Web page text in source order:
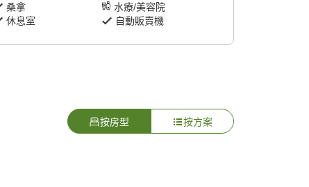
桑拿
水療/美容院
休息室
自動販賣機
按房型 按方案